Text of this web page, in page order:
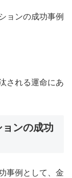
ョンの成功事例
される運命にあ
ンの成功
事例として、金